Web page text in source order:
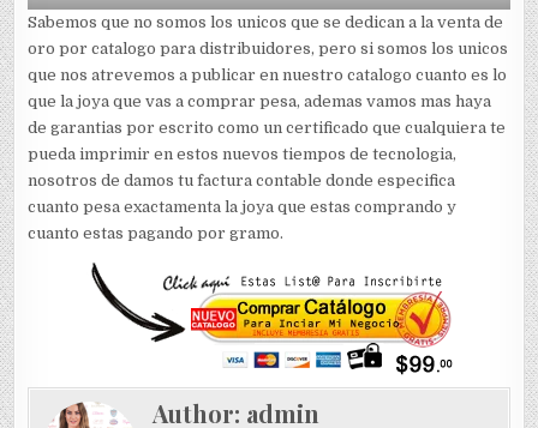
Sabemos que no somos los unicos que se dedican a la venta de
oro por catalogo para distribuidores, pero si somos los unicos
que nos atrevemos a publicar en nuestro catalogo cuanto es lo
que la joya que vas a comprar pesa, ademas vamos mas haya
de garantias por escrito como un certificado que cualquiera te
pueda imprimir en estos nuevos tiempos de tecnologia,
nosotros de damos tu factura contable donde especifica
cuanto pesa exactamenta la joya que estas comprando y
cuanto estas pagando por gramo.
Author: admin